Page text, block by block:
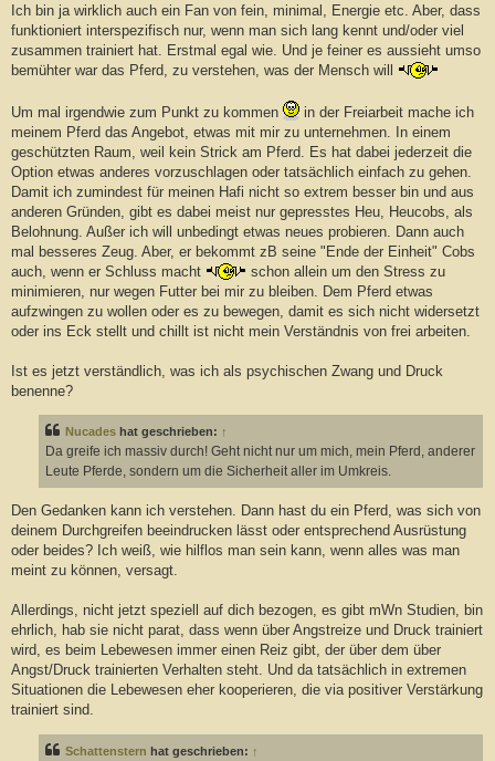
Ich bin ja wirklich auch ein Fan von fein, minimal, Energie etc. Aber, dass
funktioniert interspezifisch nur, wenn man sich lang kennt und/oder viel
zusammen trainiert hat. Erstmal egal wie. Und je feiner es aussieht umso
bemühter war das Pferd, zu verstehen, was der Mensch will
Um mal irgendwie zum Punkt zu kommen
in der Freiarbeit mache ich
meinem Pferd das Angebot, etwas mit mir zu unternehmen. In einem
geschützten Raum, weil kein Strick am Pferd. Es hat dabei jederzeit die
Option etwas anderes vorzuschlagen oder tatsächlich einfach zu gehen.
Damit ich zumindest für meinen Hafi nicht so extrem besser bin und aus
anderen Gründen, gibt es dabei meist nur gepresstes Heu, Heucobs, als
Belohnung. Außer ich will unbedingt etwas neues probieren. Dann auch
mal besseres Zeug. Aber, er bekommt zB seine "Ende der Einheit" Cobs
auch, wenn er Schluss macht
schon allein um den Stress zu
minimieren, nur wegen Futter bei mir zu bleiben. Dem Pferd etwas
aufzwingen zu wollen oder es zu bewegen, damit es sich nicht widersetzt
oder ins Eck stellt und chillt ist nicht mein Verständnis von frei arbeiten.
Ist es jetzt verständlich, was ich als psychischen Zwang und Druck
benenne?
Nucades hat geschrieben: ↑
Da greife ich massiv durch! Geht nicht nur um mich, mein Pferd, anderer
Leute Pferde, sondern um die Sicherheit aller im Umkreis.
Den Gedanken kann ich verstehen. Dann hast du ein Pferd, was sich von
deinem Durchgreifen beeindrucken lässt oder entsprechend Ausrüstung
oder beides? Ich weiß, wie hilflos man sein kann, wenn alles was man
meint zu können, versagt.
Allerdings, nicht jetzt speziell auf dich bezogen, es gibt mWn Studien, bin
ehrlich, hab sie nicht parat, dass wenn über Angstreize und Druck trainiert
wird, es beim Lebewesen immer einen Reiz gibt, der über dem über
Angst/Druck trainierten Verhalten steht. Und da tatsächlich in extremen
Situationen die Lebewesen eher kooperieren, die via positiver Verstärkung
trainiert sind.
Schattenstern hat geschrieben: ↑